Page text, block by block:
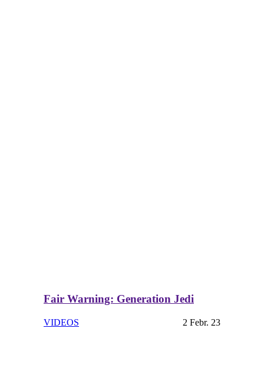
Fair Warning: Generation Jedi
VIDEOS 2 Febr. 23